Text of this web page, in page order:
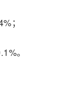
；
。